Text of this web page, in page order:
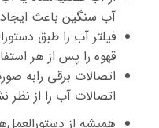
آب سنگین باعث
فیلتر آب را طبق
قهوه را پس از هر
اتصالات برقی رابه
اتصالات آب را از نظر
همیشه از